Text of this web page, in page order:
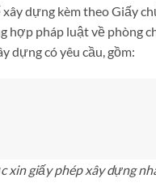
dựng kèm theo Giấy
pháp luật về phòng
dựng có yêu cầu, gồm:
xin giấy phép xây dựng